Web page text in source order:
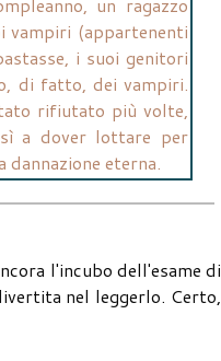
vampiri (appartenenti
i suoi genitori
di fatto, dei vampiri.
rifiutato più volte,
a dover lottare per
eterna.
l'incubo dell'esame di
nel leggerlo. Certo,